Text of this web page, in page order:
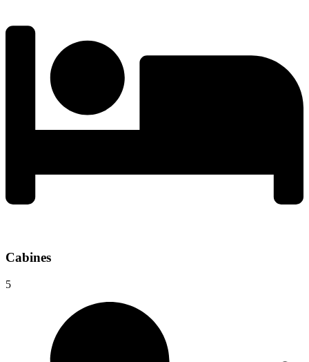
Cabines
5